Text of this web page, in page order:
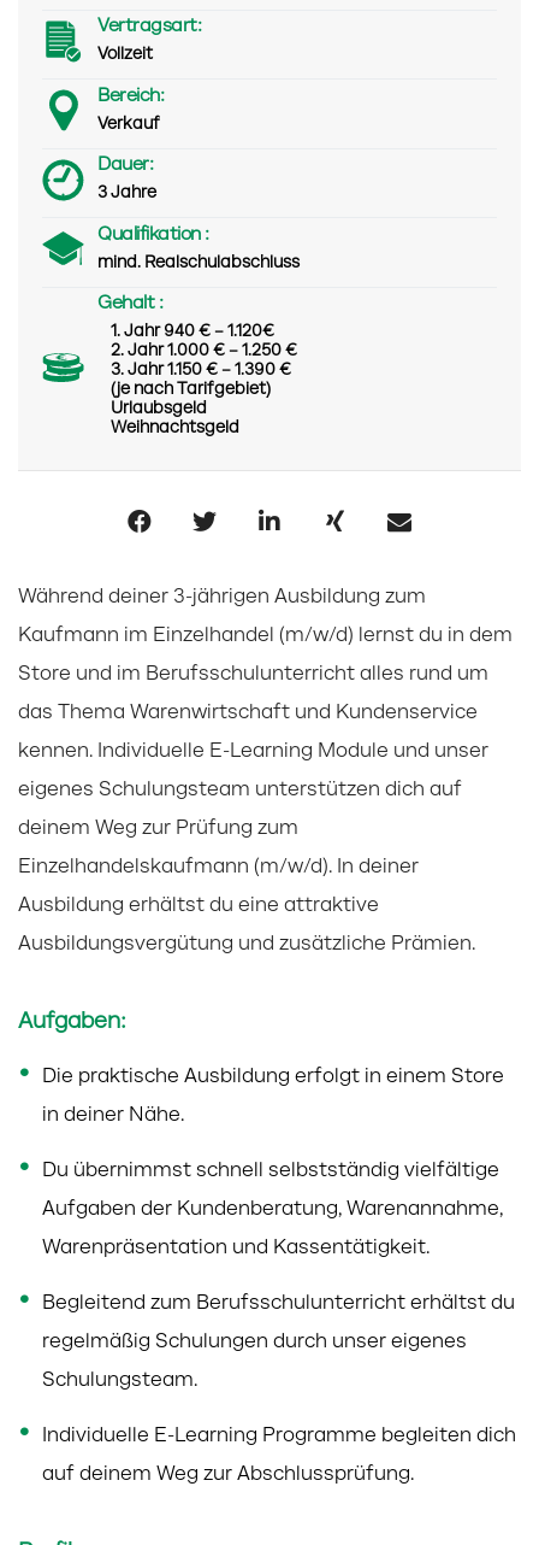
Vertragsart:
Vollzeit
Bereich:
Verkauf
Dauer:
3 Jahre
Qualifikation :
mind. Realschulabschluss
Gehalt :
1. Jahr 940 € – 1.120€
2. Jahr 1.000 € – 1.250 €
3. Jahr 1.150 € – 1.390 €
(je nach Tarifgebiet)
Urlaubsgeld
Weihnachtsgeld
Während deiner 3-jährigen Ausbildung zum
Kaufmann im Einzelhandel (m/w/d) lernst du in dem
Store und im Berufsschulunterricht alles rund um
das Thema Warenwirtschaft und Kundenservice
kennen. Individuelle E-Learning Module und unser
eigenes Schulungsteam unterstützen dich auf
deinem Weg zur Prüfung zum
Einzelhandelskaufmann (m/w/d). In deiner
Ausbildung erhältst du eine attraktive
Ausbildungsvergütung und zusätzliche Prämien.
Aufgaben:
Die praktische Ausbildung erfolgt in einem Store
in deiner Nähe.
Du übernimmst schnell selbstständig vielfältige
Aufgaben der Kundenberatung, Warenannahme,
Warenpräsentation und Kassentätigkeit.
Begleitend zum Berufsschulunterricht erhältst du
regelmäßig Schulungen durch unser eigenes
Schulungsteam.
Individuelle E-Learning Programme begleiten dich
auf deinem Weg zur Abschlussprüfung.